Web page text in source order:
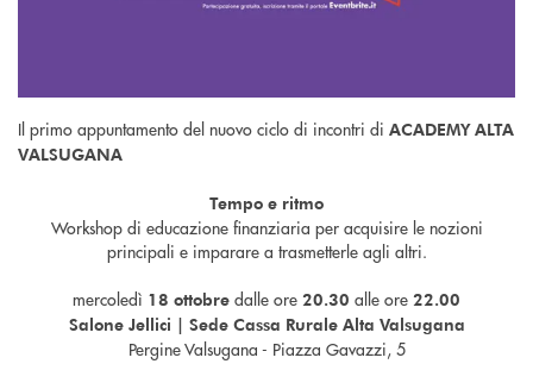
Il primo appuntamento del nuovo ciclo di incontri di ACADEMY ALTA
VALSUGANA
Tempo e ritmo
Workshop di educazione finanziaria per acquisire le nozioni
principali e imparare a trasmetterle agli altri.
mercoledì 18 ottobre dalle ore 20.30 alle ore 22.00
Salone Jellici | Sede Cassa Rurale Alta Valsugana
Pergine Valsugana - Piazza Gavazzi, 5